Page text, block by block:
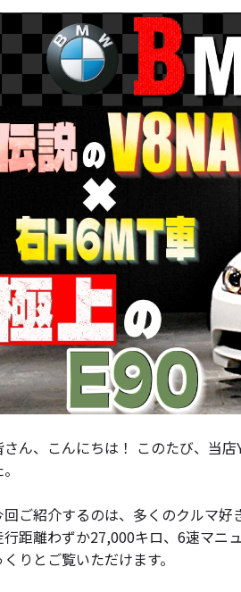
さん、こんにちは！ このたび、当
回ご紹介するのは、多くのクルマ好
行距離わずか27,000キロ、6速マニ
くりとご覧いただけます。